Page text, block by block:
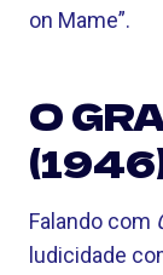
on Mame”.
O
Falando com
ludicidade